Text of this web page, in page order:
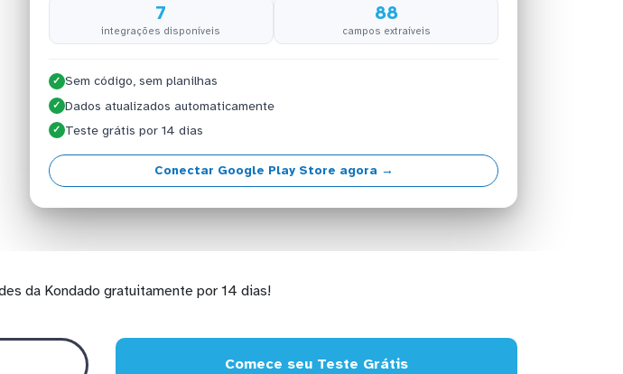
7
integrações disponíveis
88
campos extraíveis
✓ Sem código, sem planilhas
✓ Dados atualizados automaticamente
✓ Teste grátis por 14 dias
Conectar Google Play Store agora →
da Kondado gratuitamente por 14 dias!
Comece seu Teste Grátis